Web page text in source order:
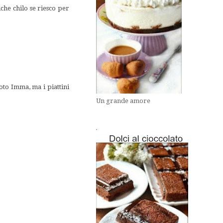
chilo se riesco per
Imma, ma i piattini
Un grande amore
.